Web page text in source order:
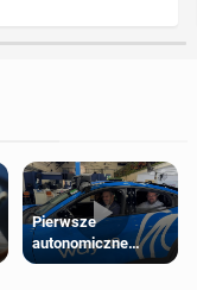
Pierwsze
autonomiczne
Ubery pojawią się